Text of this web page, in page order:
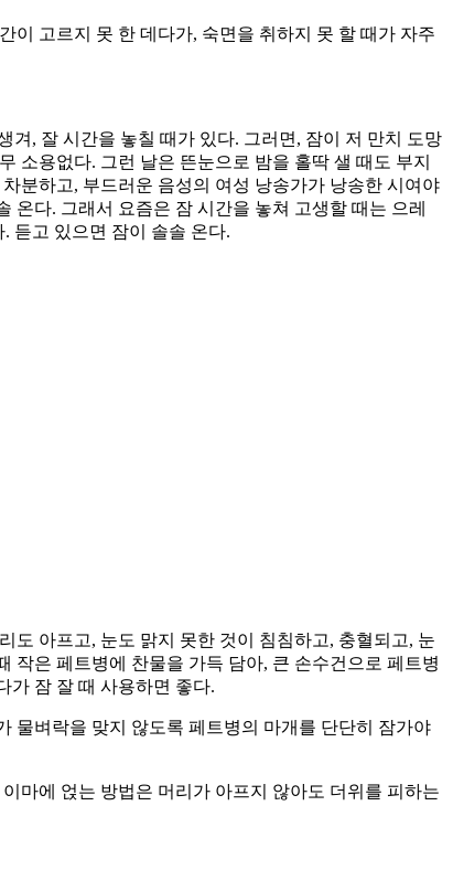
이 고르지 못 한 데다가, 숙면을 취하지 못 할 때가 자주
, 잘 시간을 놓칠 때가 있다. 그러면, 잠이 저 만치 도망
소용없다. 그런 날은 뜬눈으로 밤을 홀딱 샐 때도 부지
분하고, 부드러운 음성의 여성 낭송가가 낭송한 시여야
온다. 그래서 요즘은 잠 시간을 놓쳐 고생할 때는 으레
듣고 있으면 잠이 솔솔 온다.
도 아프고, 눈도 맑지 못한 것이 침침하고, 충혈되고, 눈
작은 페트병에 찬물을 가득 담아, 큰 손수건으로 페트병
가 잠 잘 때 사용하면 좋다.
물벼락을 맞지 않도록 페트병의 마개를 단단히 잠가야
마에 얹는 방법은 머리가 아프지 않아도 더위를 피하는